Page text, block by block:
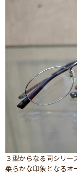
３型からなる同シリー
柔らかな印象となるオ